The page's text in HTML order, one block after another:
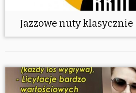
Jazzowe nuty klasycznie